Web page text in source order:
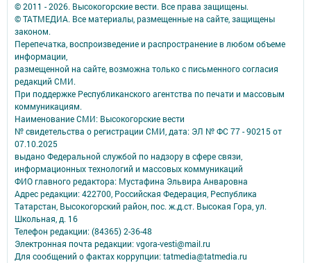
© 2011 - 2026. Высокогорские вести. Все права защищены.
© ТАТМЕДИА. Все материалы, размещенные на сайте, защищены
законом.
Перепечатка, воспроизведение и распространение в любом объеме
информации,
размещенной на сайте, возможна только с письменного согласия
редакций СМИ.
При поддержке Республиканского агентства по печати и массовым
коммуникациям.
Наименование СМИ: Высокогорские вести
№ свидетельства о регистрации СМИ, дата: ЭЛ № ФС 77 - 90215 от
07.10.2025
выдано Федеральной службой по надзору в сфере связи,
информационных технологий и массовых коммуникаций
ФИО главного редактора: Мустафина Эльвира Анваровна
Адрес редакции: 422700, Российская Федерация, Республика
Татарстан, Высокогорский район, пос. ж.д.ст. Высокая Гора, ул.
Школьная, д. 16
Телефон редакции: (84365) 2-36-48
Электронная почта редакции: vgora-vesti@mail.ru
Для сообщений о фактах коррупции: tatmedia@tatmedia.ru